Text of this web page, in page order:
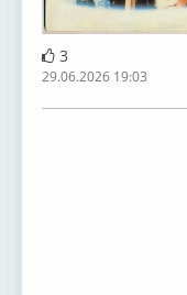
3
29.06.2026 19:03